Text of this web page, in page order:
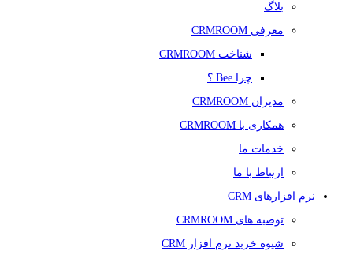
بلاگ
معرفی CRMROOM
شناخت CRMROOM
چرا Bee ؟
مدیران CRMROOM
همکاری با CRMROOM
خدمات ما
ارتباط با ما
نرم افزارهای CRM
توصیه های CRMROOM
شیوه خرید نرم افزار CRM